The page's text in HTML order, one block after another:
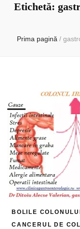
Etichetă:
Prima pagină /
BOLILE COLONULUI
CANCERUL DE